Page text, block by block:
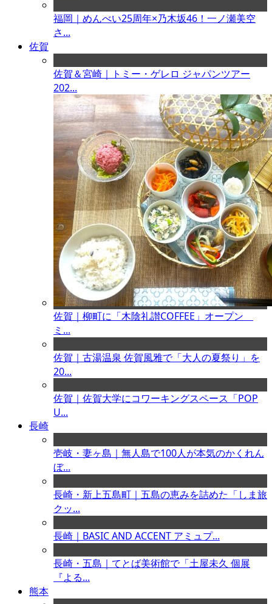
福岡｜めんべい25周年×乃木坂46！一ノ瀬美空
さ...
佐賀
佐賀＆宮崎｜トミー・ゲレロ ジャパンツアー
202...
佐賀｜柳町に「木陰礼讃COFFEE」オープン
ミ...
佐賀｜古湯温泉 佐賀風雅で「大人の夏祭り」を
20...
佐賀｜佐賀大学にコワーキングスペース「POP
U...
長崎
壱岐・妻ヶ島｜無人島で100人が本気のかくれん
ぼ...
長崎・新上五島町｜五島の恵みを詰めた「しま旅
クッ...
長崎｜BASIC AND ACCENT アミュプ...
長崎・五島｜てとば美術館で「土屋未久 個展
『よる...
熊本